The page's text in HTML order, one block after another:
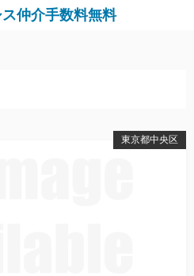
仲介手数料無料
東京都中央区